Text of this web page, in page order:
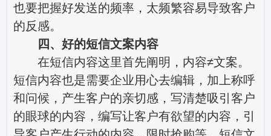
也要把握好发送的频率，太频繁容易导致客户
的反感。
四、好的短信文案内容
在短信内容这里首先阐明，内容≠文案。
短信内容也是需要企业用心去编辑，加上称呼
和问候，产生客户的亲切感，写清楚吸引客户
的眼球的内容，编写让客户有欲望的内容，引